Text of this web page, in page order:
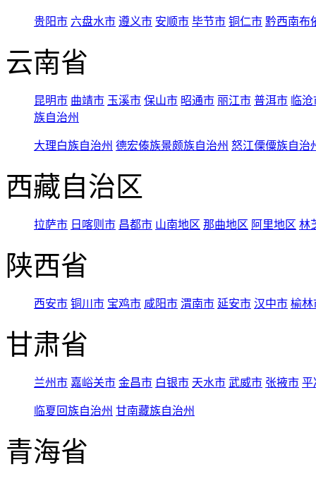
贵阳市 六盘水市 遵义市 安顺市 毕节市 铜仁市 黔西南布
云南省
昆明市 曲靖市 玉溪市 保山市 昭通市 丽江市 普洱市 临
族自治州
大理白族自治州 德宏傣族景颇族自治州 怒江傈僳族自治
西藏自治区
拉萨市 日喀则市 昌都市 山南地区 那曲地区 阿里地区 林
陕西省
西安市 铜川市 宝鸡市 咸阳市 渭南市 延安市 汉中市 榆林
甘肃省
兰州市 嘉峪关市 金昌市 白银市 天水市 武威市 张掖市 平
临夏回族自治州 甘南藏族自治州
青海省